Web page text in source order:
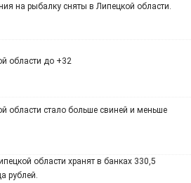
на рыбалку сняты в Липецкой области.
области до +32
области стало больше свиней и меньше
области хранят в банках 330,5
рублей.